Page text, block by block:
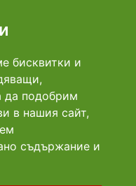
бисквитки и
да подобрим
в нашия сайт,
съдържание и
Груев"№1Б
ina.com